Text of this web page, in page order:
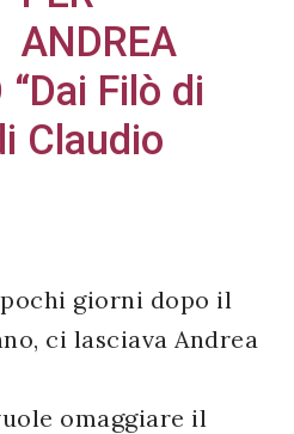
ANDREA
Filò di
Claudio
pochi giorni dopo il
ci lasciava Andrea
omaggiare il